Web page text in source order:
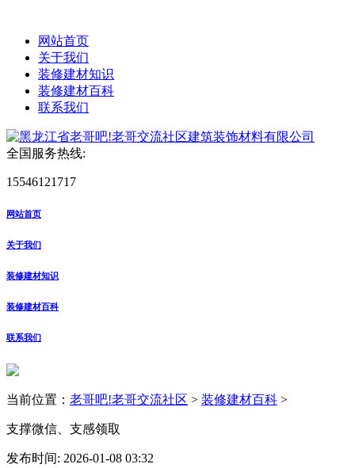
网站首页
关于我们
装修建材知识
装修建材百科
联系我们
全国服务热线:
15546121717
网站首页
关于我们
装修建材知识
装修建材百科
联系我们
当前位置： 老哥吧!老哥交流社区 > 装修建材百科 >
支撑微信、支感领取
发布时间: 2026-01-08 03:32